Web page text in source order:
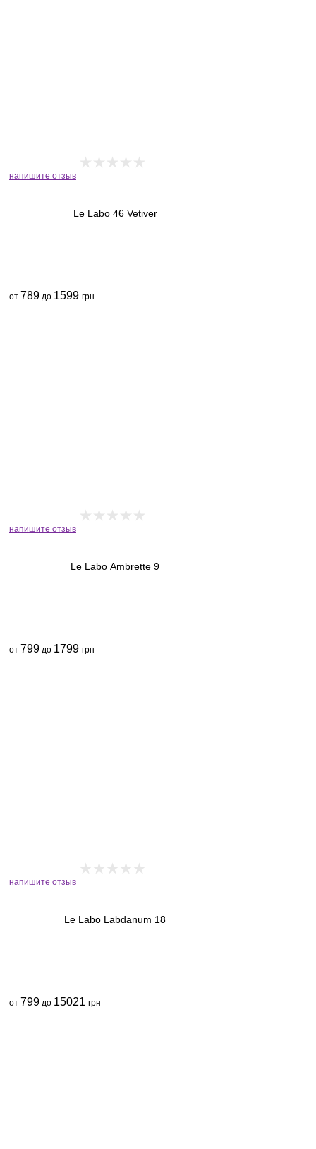
напишите отзыв
Le Labo 46 Vetiver
от 789 до 1599 грн
напишите отзыв
Le Labo Ambrette 9
от 799 до 1799 грн
напишите отзыв
Le Labo Labdanum 18
от 799 до 15021 грн